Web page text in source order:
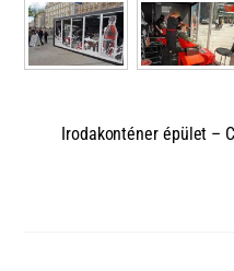
Irodakonténer épület –